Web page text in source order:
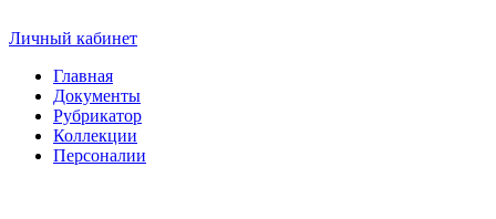
Личный кабинет
Главная
Документы
Рубрикатор
Коллекции
Персоналии